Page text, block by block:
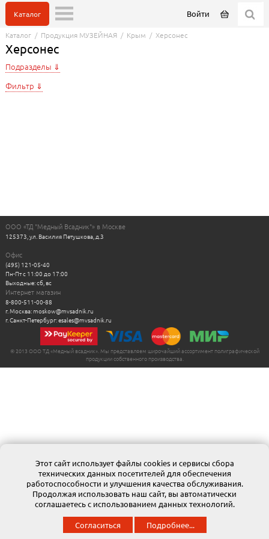
Войти
Каталог
Каталог/ Продукция МУЗЕЙНАЯ/ Крым / Херсонес
Херсонес
Подразделы
Фильтр
ООО «ТД "Медный Всадник"» в Москве
125373, ул. Василия Петушкова, д.3
Офис
(495) 121-05-40
Пн-Пт с 11:00 до 17:00
Выходные: сб, вс
Интернет магазин
8-800-511-00-88
г. Москва: moskow@mvsadnik.ru
г. Санкт-Петербург: esales@mvsadnik.ru
© 2013 ООО ТД «Медный всадник». Мы представляем широчайший ассортимент полиграфической
продукции собственного производства.
Этот сайт использует файлы cookies и сервисы сбора
технических данных посетителей для обеспечения
работоспособности и улучшения качества обслуживания.
Продолжая использовать наш сайт, вы автоматически
соглашаетесь с использованием данных технологий.
Согласиться Подробнее...